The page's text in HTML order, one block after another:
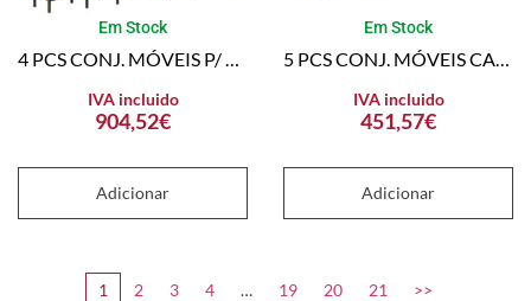
Em Stock
904,52€
IVA incluido
Adicionar
Em Stock
451,57€
IVA incluido
Adicionar
1 2 3 4 … 19 20 21 >>